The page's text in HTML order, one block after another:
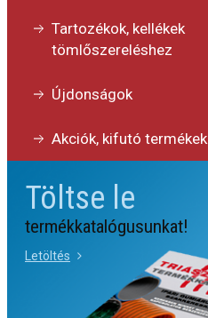
Tartozékok, kellékek
tömlőszereléshez
Újdonságok
Akciók, kifutó termékek
Töltse le
termékkatalógusunkat!
Letöltés